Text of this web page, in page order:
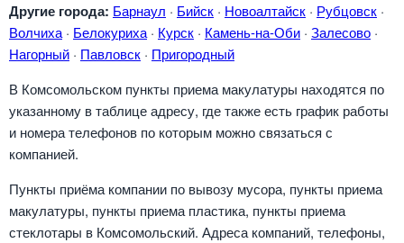
Другие города: Барнаул · Бийск · Новоалтайск · Рубцовск ·
Волчиха · Белокуриха · Курск · Камень-на-Оби · Залесово ·
Нагорный · Павловск · Пригородный
В Комсомольском пункты приема макулатуры находятся по
указанному в таблице адресу, где также есть график работы
и номера телефонов по которым можно связаться с
компанией.
Пункты приёма компании по вывозу мусора, пункты приема
макулатуры, пункты приема пластика, пункты приема
стеклотары в Комсомольский. Адреса компаний, телефоны,